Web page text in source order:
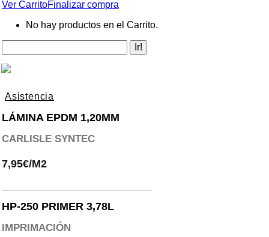
Ver CarritoFinalizar compra
No hay productos en el Carrito.
Asistencia
LÁMINA EPDM 1,20MM
CARLISLE SYNTEC
7,95€/M2
HP-250 PRIMER 3,78L
IMPRIMACIÓN